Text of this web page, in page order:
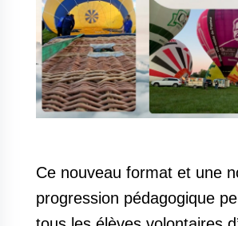
Ce nouveau format et une
progression pédagogique